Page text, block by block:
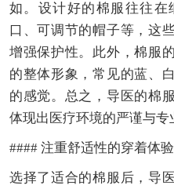
如。设计好的棉服往往
口、可调节的帽子等，这
增强保护性。此外，棉服
的整体形象，常见的蓝、
的感觉。总之，导医的棉
体现出医疗环境的严谨与专
#### 注重舒适性的穿着体验
选择了适合的棉服后，导